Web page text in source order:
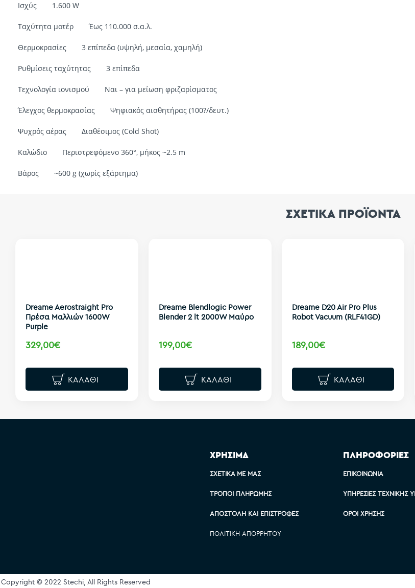
Ισχύς 1.600 W
Ταχύτητα μοτέρ Έως 110.000 σ.α.λ.
Θερμοκρασίες 3 επίπεδα (υψηλή, μεσαία, χαμηλή)
Ρυθμίσεις ταχύτητας 3 επίπεδα
Τεχνολογία ιονισμού Ναι – για μείωση φριζαρίσματος
Έλεγχος θερμοκρασίας Ψηφιακός αισθητήρας (100?/δευτ.)
Ψυχρός αέρας Διαθέσιμος (Cold Shot)
Καλώδιο Περιστρεφόμενο 360°, μήκος ~2.5 m
Βάρος ~600 g (χωρίς εξάρτημα)
ΣΧΕΤΙΚΑ ΠΡΟΪΟΝΤΑ
Dreame Aerostraight Pro
Πρέσα Μαλλιών 1600W
Purple
329,00€
ΚΑΛΆΘΙ
Dreame Blendlogic Power
Blender 2 lt 2000W Μαύρο
199,00€
ΚΑΛΆΘΙ
Dreame D20 Air Pro Plus
Robot Vacuum (RLF41GD)
189,00€
ΚΑΛΆΘΙ
ΧΡΗΣΙΜΑ
ΣΧΕΤΙΚΆ ΜΕ ΜΑΣ
ΤΡΌΠΟΙ ΠΛΗΡΩΜΉΣ
ΑΠΟΣΤΟΛΉ ΚΑΙ ΕΠΙΣΤΡΟΦΈΣ
ΠΟΛΙΤΙΚΉ ΑΠΟΡΡΉΤΟΥ
ΠΛΗΡΟΦΟΡΙΕΣ
ΕΠΙΚΟΙΝΩΝΊΑ
ΥΠΗΡΕΣΊΕΣ ΤΕΧΝΙΚΉΣ
ΌΡΟΙ ΧΡΉΣΗΣ
Copyright © 2022 Stechi, All Rights Reserved